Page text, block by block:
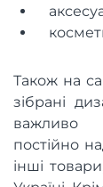
Також на
зібрані
важливо
постійно
інші